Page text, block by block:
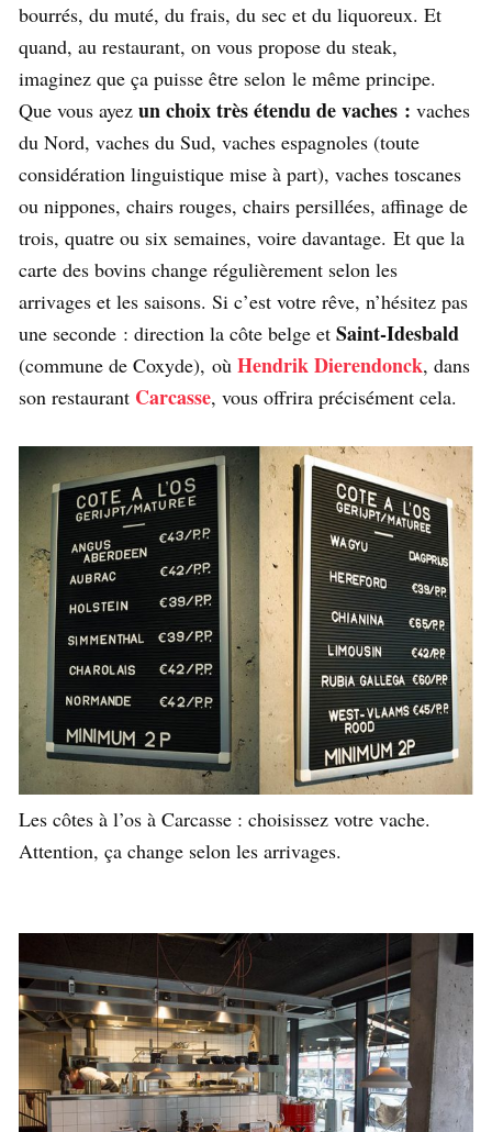
bourrés, du muté, du frais, du sec et du liquoreux. Et
quand, au restaurant, on vous propose du steak,
imaginez que ça puisse être selon le même principe.
Que vous ayez un choix très étendu de vaches : vaches
du Nord, vaches du Sud, vaches espagnoles (toute
considération linguistique mise à part), vaches toscanes
ou nippones, chairs rouges, chairs persillées, affinage de
trois, quatre ou six semaines, voire davantage. Et que la
carte des bovins change régulièrement selon les
arrivages et les saisons. Si c’est votre rêve, n’hésitez pas
une seconde : direction la côte belge et Saint-Idesbald
(commune de Coxyde), où Hendrik Dierendonck, dans
son restaurant Carcasse, vous offrira précisément cela.
Les côtes à l’os à Carcasse : choisissez votre vache.
Attention, ça change selon les arrivages.